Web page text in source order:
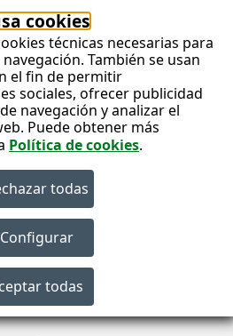
cookies
técnicas necesarias para
También se usan
el fin de permitir
sociales, ofrecer publicidad
navegación y analizar el
Puede obtener más
Política de cookies.